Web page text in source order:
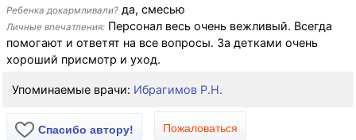
Ребенка докармливали? да, смесью
Личные впечатления: Персонал весь очень вежливый. Всегда
помогают и ответят на все вопросы. За детками очень
хороший присмотр и уход.
Упоминаемые врачи: Ибрагимов Р.Н.
Спасибо автору!
Пожаловаться